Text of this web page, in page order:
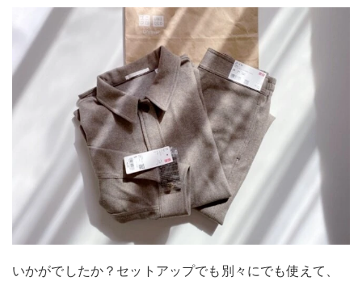
いかがでしたか？セットアップでも別々にでも使えて、